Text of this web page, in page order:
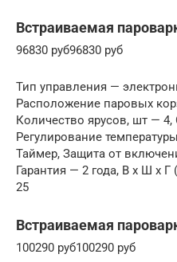
Встраиваемая
96830 руб96830 руб
Тип управления —
Расположение паровых
Количество ярусов, шт —
Регулирование
Таймер, Защита от
Гарантия — 2 года, В x Ш x
25
Встраиваемая
100290 руб100290 руб